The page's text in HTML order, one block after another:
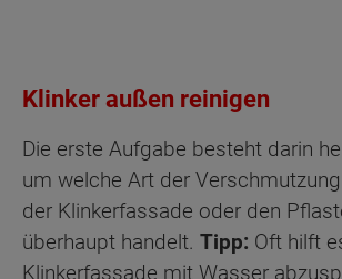
Klinker außen reinigen
Die erste Aufgabe besteht darin
um welche Art der
der Klinkerfassade oder den
überhaupt handelt. Tipp: Oft hilft
Klinkerfassade mit Wasser